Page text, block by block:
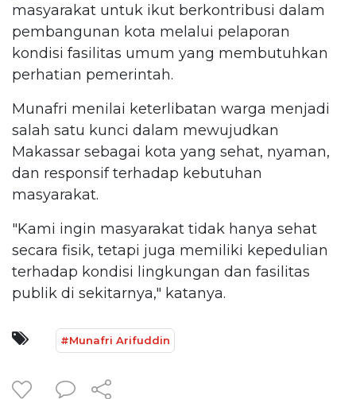
masyarakat untuk ikut berkontribusi dalam
pembangunan kota melalui pelaporan
kondisi fasilitas umum yang membutuhkan
perhatian pemerintah.
Munafri menilai keterlibatan warga menjadi
salah satu kunci dalam mewujudkan
Makassar sebagai kota yang sehat, nyaman,
dan responsif terhadap kebutuhan
masyarakat.
"Kami ingin masyarakat tidak hanya sehat
secara fisik, tetapi juga memiliki kepedulian
terhadap kondisi lingkungan dan fasilitas
publik di sekitarnya," katanya.
#Munafri Arifuddin